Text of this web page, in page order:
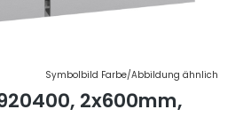
Symbolbild Farbe/Abbildung ähnlich
2x600mm,